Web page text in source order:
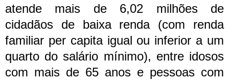
atende mais de 6,02 milhões de
cidadãos de baixa renda (com renda
familiar per capita igual ou inferior a um
quarto do salário mínimo), entre idosos
com mais de 65 anos e pessoas com